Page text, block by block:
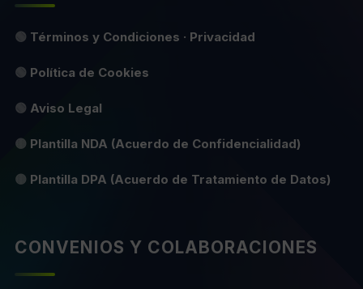
🟢 Términos y Condiciones · Privacidad
🟢 Política de Cookies
🟢 Aviso Legal
🟡 Plantilla NDA (Acuerdo de Confidencialidad)
🟡 Plantilla DPA (Acuerdo de Tratamiento de Datos)
CONVENIOS Y COLABORACIONES